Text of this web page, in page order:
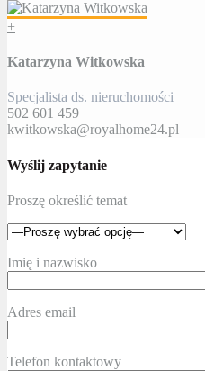
+
Katarzyna Witkowska
Specjalista ds. nieruchomości
502 601 459
kwitkowska@royalhome24.pl
Wyślij zapytanie
Proszę określić temat
Imię i nazwisko
Adres email
Telefon kontaktowy